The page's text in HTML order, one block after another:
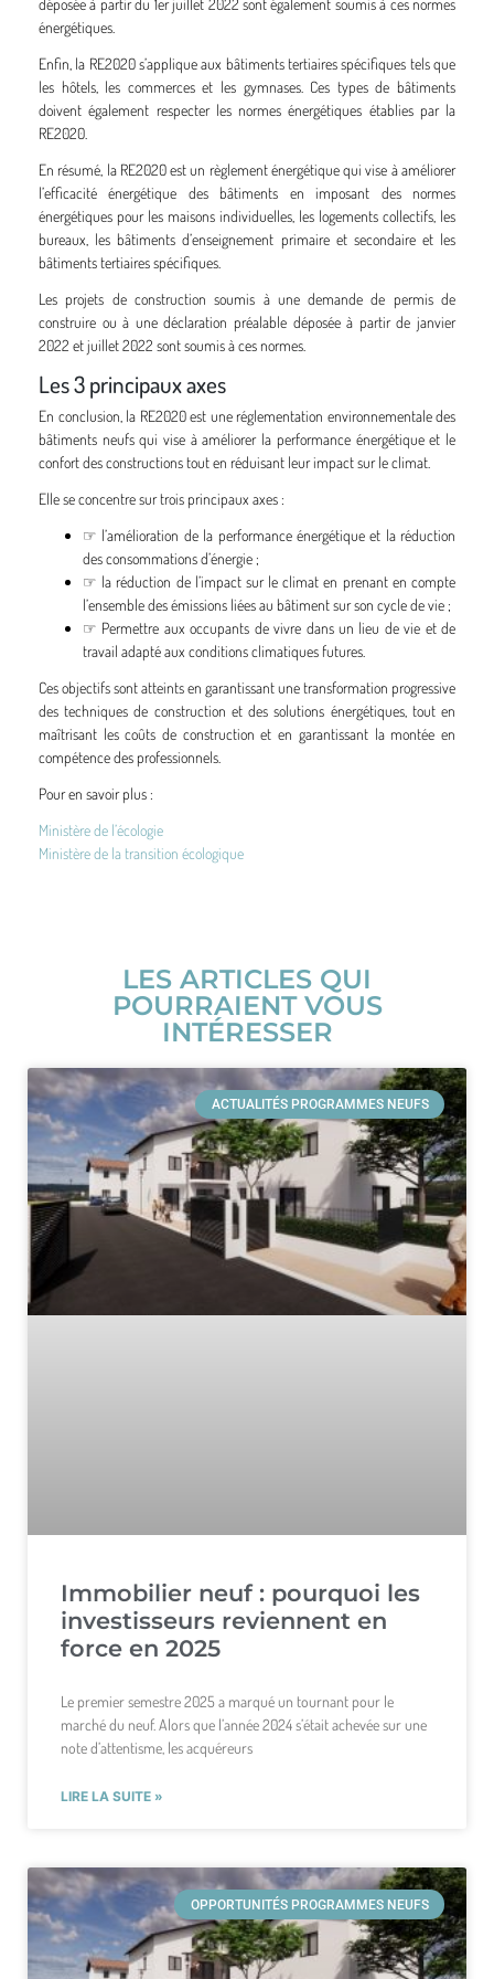
énergétiques.
Enfin, la RE2020 s’applique aux bâtiments tertiaires spécifiques tels que
les hôtels, les commerces et les gymnases. Ces types de bâtiments
doivent également respecter les normes énergétiques établies par la
RE2020.
En résumé, la RE2020 est un règlement énergétique qui vise à améliorer
l’efficacité énergétique des bâtiments en imposant des normes
énergétiques pour les maisons individuelles, les logements collectifs, les
bureaux, les bâtiments d’enseignement primaire et secondaire et les
bâtiments tertiaires spécifiques.
Les projets de construction soumis à une demande de permis de
construire ou à une déclaration préalable déposée à partir de janvier
2022 et juillet 2022 sont soumis à ces normes.
Les 3 principaux axes
En conclusion, la RE2020 est une réglementation environnementale des
bâtiments neufs qui vise à améliorer la performance énergétique et le
confort des constructions tout en réduisant leur impact sur le climat.
Elle se concentre sur trois principaux axes :
☞ l’amélioration de la performance énergétique et la réduction
des consommations d’énergie ;
☞ la réduction de l’impact sur le climat en prenant en compte
l’ensemble des émissions liées au bâtiment sur son cycle de vie ;
☞ Permettre aux occupants de vivre dans un lieu de vie et de
travail adapté aux conditions climatiques futures.
Ces objectifs sont atteints en garantissant une transformation progressive
des techniques de construction et des solutions énergétiques, tout en
maîtrisant les coûts de construction et en garantissant la montée en
compétence des professionnels.
Pour en savoir plus :
Ministère de l’écologie
Ministère de la transition écologique
LES ARTICLES QUI
POURRAIENT VOUS
INTÉRESSER
ACTUALITÉS PROGRAMMES NEUFS
Immobilier neuf : pourquoi les
investisseurs reviennent en
force en 2025
Le premier semestre 2025 a marqué un tournant pour le
marché du neuf. Alors que l’année 2024 s’était achevée sur une
note d’attentisme, les acquéreurs
LIRE LA SUITE »
OPPORTUNITÉS PROGRAMMES NEUFS